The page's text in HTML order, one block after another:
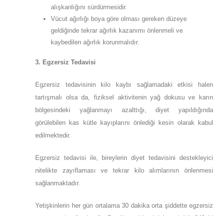
alışkanlığını sürdürmesidir.
Vücut ağırlığı boya göre olması gereken düzeye
geldiğinde tekrar ağırlık kazanımı önlenmeli ve
kaybedilen ağırlık korunmalıdır.
3. Egzersiz Tedavisi
Egzersiz tedavisinin kilo kaybı sağlamadaki etkisi halen
tartışmalı olsa da, fiziksel aktivitenin yağ dokusu ve karın
bölgesindeki yağlanmayı azalttığı, diyet yapıldığında
görülebilen kas kütle kayıplarını önlediği kesin olarak kabul
edilmektedir.
Egzersiz tedavisi ile, bireylerin diyet tedavisini destekleyici
nitelikte zayıflaması ve tekrar kilo alımlarının önlenmesi
sağlanmaktadır.
Yetişkinlerin her gün ortalama 30 dakika orta şiddette egzersiz